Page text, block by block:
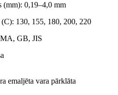
(mm): 0,19–4,0 mm
(C): 130, 155, 180, 200, 220
GB, JIS
emaljēta vara pārklāta